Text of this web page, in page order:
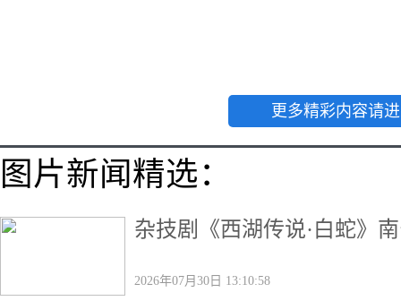
更多精彩内容请
图片新闻精选：
杂技剧《西湖传说·白蛇》
2026年07月30日 13:10:58